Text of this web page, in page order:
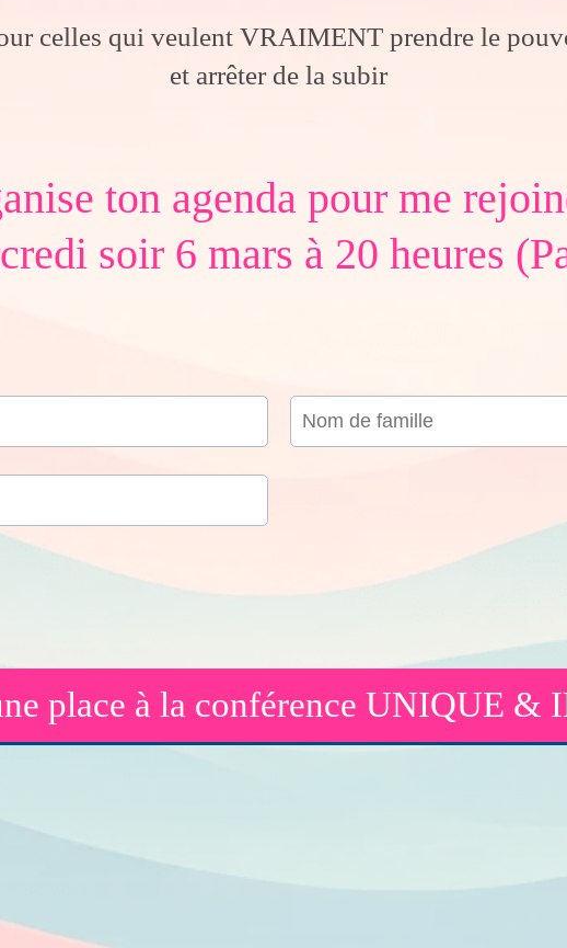
celles qui veulent VRAIMENT prendre le
et arrêter de la subir
ton agenda pour me
soir 6 mars à 20 heures
place à la conférence UNIQUE &